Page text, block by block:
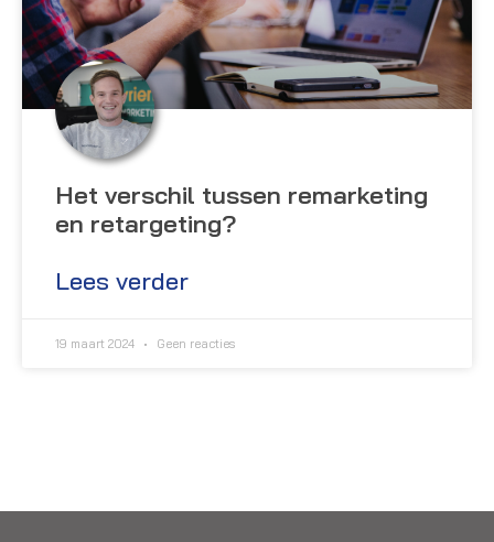
Het verschil tussen remarketing
en retargeting?
Lees verder
19 maart 2024 Geen reacties